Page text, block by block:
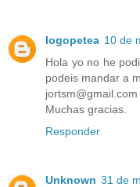
logopetea 10 de
Hola yo no he
podeis mandar a
jortsm@gmail.com
Muchas gracias.
Responder
Unknown 31 de